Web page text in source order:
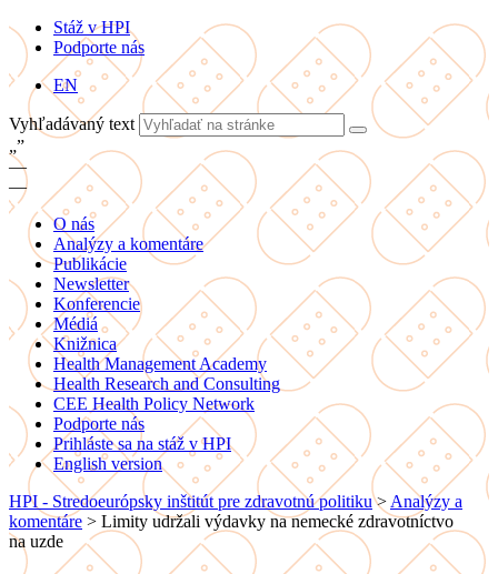
Stáž v HPI
Podporte nás
EN
Vyhľadávaný text
„”
—
—
O nás
Analýzy a komentáre
Publikácie
Newsletter
Konferencie
Médiá
Knižnica
Health Management Academy
Health Research and Consulting
CEE Health Policy Network
Podporte nás
Prihláste sa na stáž v HPI
English version
HPI - Stredoeurópsky inštitút pre zdravotnú politiku> Analýzy a
komentáre > Limity udržali výdavky na nemecké zdravotníctvo
na uzde